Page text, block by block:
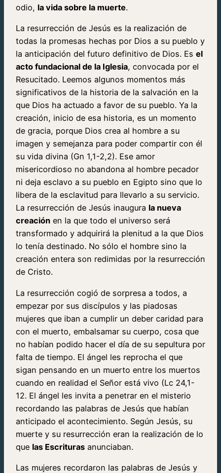
odio, la vida sobre la muerte.
La resurrección de Jesús es la realización de
todas la promesas hechas por Dios a su pueblo y
la anticipación del futuro definitivo de Dios. Es el
acto fundacional de la Iglesia, convocada por el
Resucitado. Leemos algunos momentos más
significativos de la historia de la salvación en la
que Dios ha actuado a favor de su pueblo. Ya la
creación, inicio de esa historia, es un momento
de gracia, porque Dios crea al hombre a su
imagen y semejanza para poder compartir con él
su vida divina (Gn 1,1-2,2). Ese amor
misericordioso no abandona al hombre pecador
ni deja esclavo a su pueblo en Egipto sino que lo
libera de la esclavitud para llevarlo a su servicio.
La resurrección de Jesús inaugura la nueva
creación en la que todo el universo será
transformado y adquirirá la plenitud a la que Dios
lo tenía destinado. No sólo el hombre sino la
creación entera son redimidas por la resurrección
de Cristo.
La resurrección cogió de sorpresa a todos, a
empezar por sus discípulos y las piadosas
mujeres que iban a cumplir un deber caridad para
con el muerto, embalsamar su cuerpo, cosa que
no habían podido hacer el día de su sepultura por
falta de tiempo. El ángel les reprocha el que
sigan pensando en un muerto entre los muertos
cuando en realidad el Señor está vivo (Lc 24,1-
12. El ángel les invita a penetrar en el misterio
recordando las palabras de Jesús que habían
anticipado el acontecimiento. Según Jesús, su
muerte y su resurrección eran la realización de lo
que las Escrituras anunciaban.
Las mujeres recordaron las palabras de Jesús y